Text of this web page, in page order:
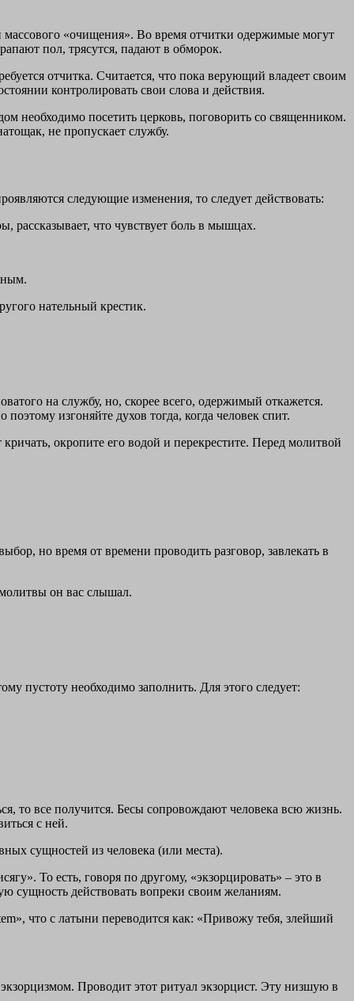
«очищения». Во время отчитки одержимые могут
пол, трясутся, падают в обморок.
отчитка. Считается, что пока верующий владеет своим
контролировать свои слова и действия.
необходимо посетить церковь, поговорить со священником.
не пропускает службу.
следующие изменения, то следует действовать:
рассказывает, что чувствует боль в мышцах.
нательный крестик.
на службу, но, скорее всего, одержимый откажется.
изгоняйте духов тогда, когда человек спит.
окропите его водой и перекрестите. Перед молитвой
но время от времени проводить разговор, завлекать в
он вас слышал.
пустоту необходимо заполнить. Для этого следует:
то все получится. Бесы сопровождают человека всю жизнь.
с ней.
сущностей из человека (или места).
То есть, говоря по другому, «экзорцировать» – это в
сущность действовать вопреки своим желаниям.
что с латыни переводится как: «Привожу тебя, злейший
Проводит этот ритуал экзорцист. Эту низшую в